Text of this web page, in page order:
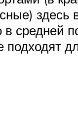
здесь
средней